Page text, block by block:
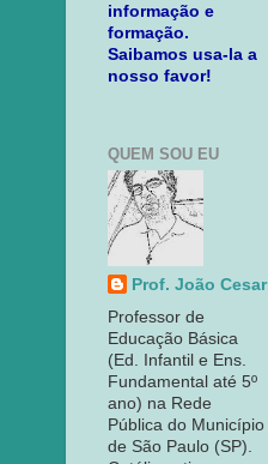
informação e
formação.
Saibamos usa-la a
nosso favor!
QUEM SOU EU
Prof. João Cesar
Professor de
Educação Básica
(Ed. Infantil e Ens.
Fundamental até 5º
ano) na Rede
Pública do Município
de São Paulo (SP).